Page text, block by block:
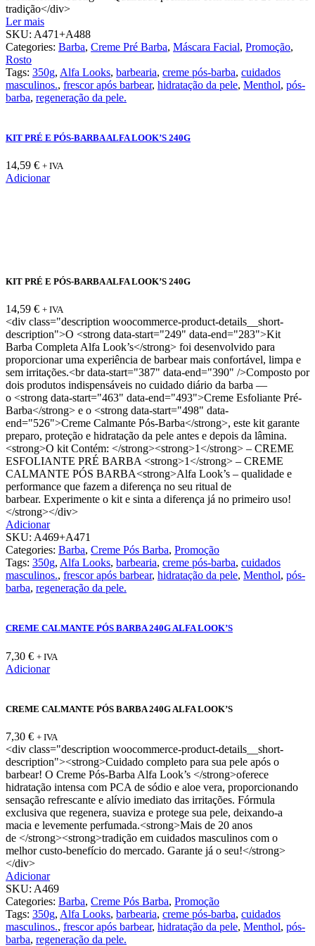
tradição</div>
Ler mais
SKU: A471+A488
Categories: Barba, Creme Pré Barba, Máscara Facial, Promoção,
Rosto
Tags: 350g, Alfa Looks, barbearia, creme pós-barba, cuidados
masculinos., frescor após barbear, hidratação da pele, Menthol, pós-
barba, regeneração da pele.
KIT PRÉ E PÓS-BARBA ALFA LOOK’S 240G
14,59 € + IVA
Adicionar
KIT PRÉ E PÓS-BARBA ALFA LOOK’S 240G
14,59 € + IVA
<div class="description woocommerce-product-details__short-
description">O <strong data-start="249" data-end="283">Kit
Barba Completa Alfa Look’s</strong> foi desenvolvido para
proporcionar uma experiência de barbear mais confortável, limpa e
sem irritações.<br data-start="387" data-end="390" />Composto por
dois produtos indispensáveis no cuidado diário da barba —
o <strong data-start="463" data-end="493">Creme Esfoliante Pré-
Barba</strong> e o <strong data-start="498" data-
end="526">Creme Calmante Pós-Barba</strong>, este kit garante
preparo, proteção e hidratação da pele antes e depois da lâmina.
<strong>O kit Contém: </strong><strong>1</strong> – CREME
ESFOLIANTE PRÉ BARBA <strong>1</strong> – CREME
CALMANTE PÓS BARBA<strong>Alfa Look’s – qualidade e
performance que fazem a diferença no seu ritual de
barbear. Experimente o kit e sinta a diferença já no primeiro uso!
</strong></div>
Adicionar
SKU: A469+A471
Categories: Barba, Creme Pós Barba, Promoção
Tags: 350g, Alfa Looks, barbearia, creme pós-barba, cuidados
masculinos., frescor após barbear, hidratação da pele, Menthol, pós-
barba, regeneração da pele.
CREME CALMANTE PÓS BARBA 240G ALFA LOOK’S
7,30 € + IVA
Adicionar
CREME CALMANTE PÓS BARBA 240G ALFA LOOK’S
7,30 € + IVA
<div class="description woocommerce-product-details__short-
description"><strong>Cuidado completo para sua pele após o
barbear! O Creme Pós-Barba Alfa Look’s </strong>oferece
hidratação intensa com PCA de sódio e aloe vera, proporcionando
sensação refrescante e alívio imediato das irritações. Fórmula
exclusiva que regenera, suaviza e protege sua pele, deixando-a
macia e levemente perfumada.<strong>Mais de 20 anos
de </strong><strong>tradição em cuidados masculinos com o
melhor custo-benefício do mercado. Garante já o seu!</strong>
</div>
Adicionar
SKU: A469
Categories: Barba, Creme Pós Barba, Promoção
Tags: 350g, Alfa Looks, barbearia, creme pós-barba, cuidados
masculinos., frescor após barbear, hidratação da pele, Menthol, pós-
barba, regeneração da pele.